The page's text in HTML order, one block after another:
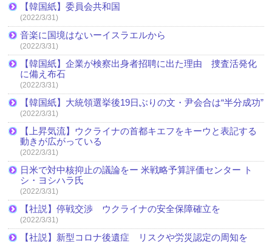
【韓国紙】委員会共和国
(2022/3/31)
音楽に国境はないーイスラエルから
(2022/3/31)
【韓国紙】企業が検察出身者招聘に出た理由 捜査活発化
に備え布石
(2022/3/31)
【韓国紙】大統領選挙後19日ぶりの文・尹会合は“半分成功”
(2022/3/31)
【上昇気流】ウクライナの首都キエフをキーウと表記する
動きが広がっている
(2022/3/31)
日米で対中核抑止の議論をー 米戦略予算評価センター ト
シ・ヨシハラ氏
(2022/3/31)
【社説】停戦交渉 ウクライナの安全保障確立を
(2022/3/31)
【社説】新型コロナ後遺症 リスクや労災認定の周知を